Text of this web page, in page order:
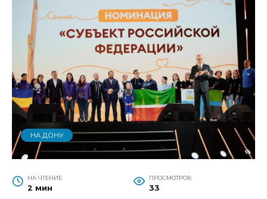
НА ДОНУ
НА ЧТЕНИЕ
2 мин
ПРОСМОТРОВ
33